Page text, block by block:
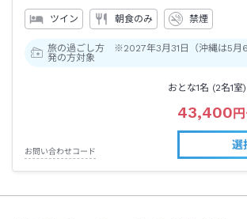
ツイン 朝食のみ 禁煙
旅の過ごし方 ※2027年3月31日（沖縄は5月
発の方対象
おとな1名 (2名1室
43,400円
お問い合わせコード
選